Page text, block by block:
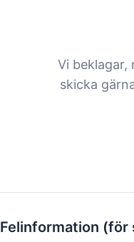
Vi beklagar,
skicka
Felinformation (för